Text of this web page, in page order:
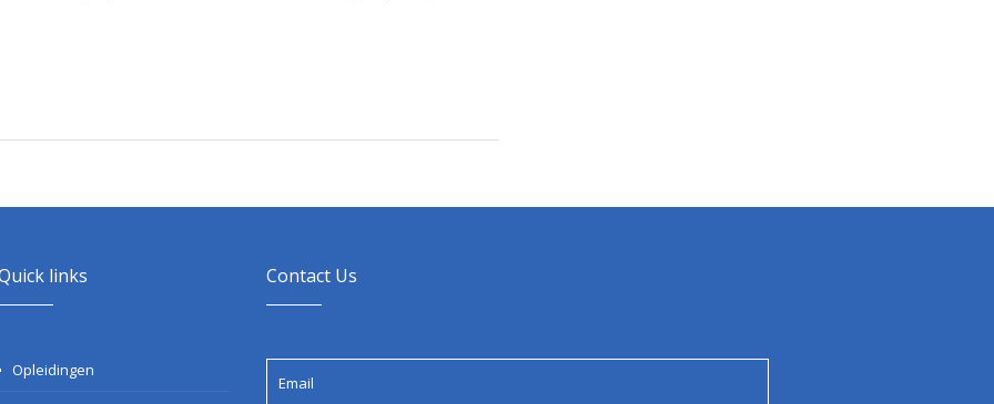
links
Opleidingen
Contact Us